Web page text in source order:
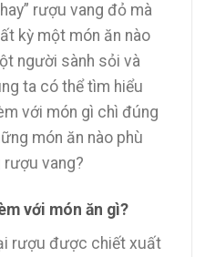
rượu vang đỏ mà
kỳ một món ăn nào
người sành sỏi và
ta có thể tìm hiểu
với món gì chì đúng
món ăn nào phù
rượu vang?
với món ăn gì?
rượu được chiết xuất